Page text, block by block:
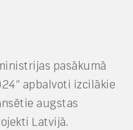
pasākumā
apbalvoti izcilākie
augstas
Latvijā.